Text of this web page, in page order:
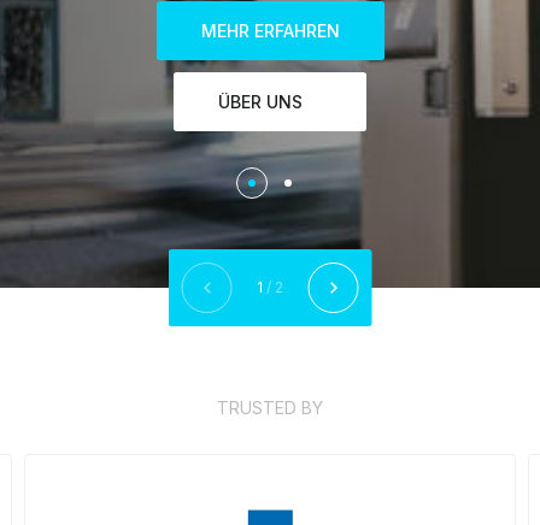
MEHR ERFAHREN
ÜBER UNS
Intelligente Lösungen für Städte, Gemeinden, Recycling-Center,
Transporteure und Bauunternehmen.
MEHR ERFAHREN
1 / 2
TRUSTED BY